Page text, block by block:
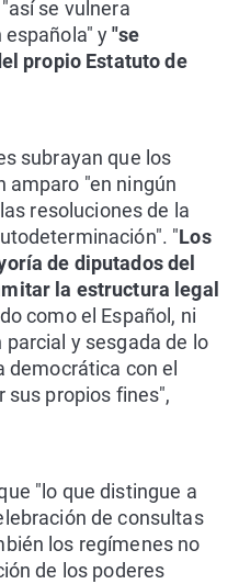
se vulnera
española" y"se
propio Estatuto de
subrayan que los
amparo "en ningún
resoluciones de la
"Los
de diputados del
la estructura legal
como el Español, ni
y sesgada de lo
con el
sus propios fines",
"lo que distingue a
de consultas
los regímenes no
de los poderes